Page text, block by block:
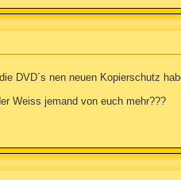
DVD´s nen neuen Kopierschutz
Weiss jemand von euch mehr???